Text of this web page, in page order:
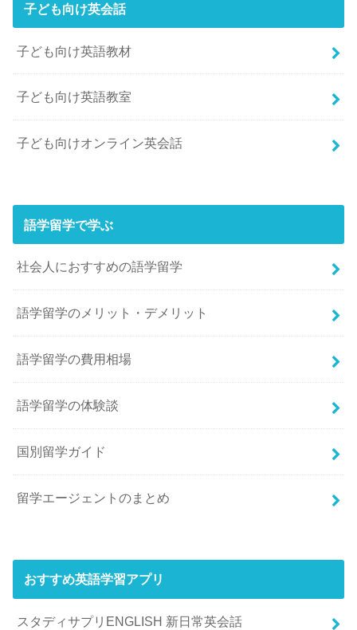
子ども向け英会話
子ども向け英語教材
子ども向け英語教室
子ども向けオンライン英会話
語学留学で学ぶ
社会人におすすめの語学留学
語学留学のメリット・デメリット
語学留学の費用相場
語学留学の体験談
国別留学ガイド
留学エージェントのまとめ
おすすめ英語学習アプリ
スタディサプリENGLISH 新日常英会話